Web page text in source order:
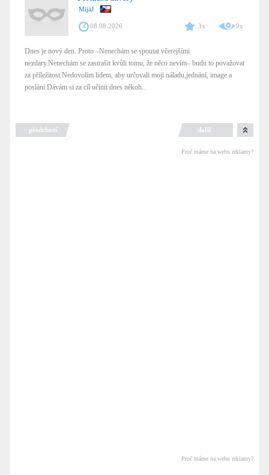
MijáJ
08.08.2026 3x 9x
Dnes je nový den. Proto –Nenechám se spoutat včerejšími
nezdary.Nenechám se zastrašit kvůli tomu, že něco nevím– budu to považovat
za příležitost.Nedovolím lidem, aby určovali moji náladu,jednání, image a
poslání.Dávám si za cíl učinit dnes někoh...
předchozí další
Proč máme na webu reklamy?
Proč máme na webu reklamy?